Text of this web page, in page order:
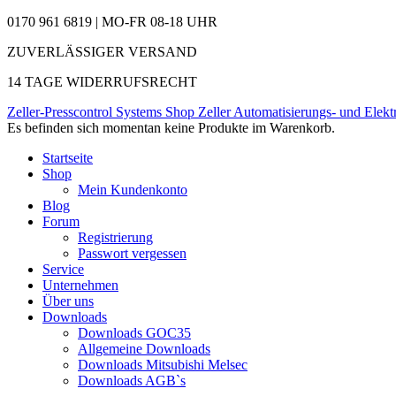
0170 961 6819 | MO-FR 08-18 UHR
ZUVERLÄSSIGER VERSAND
14 TAGE WIDERRUFSRECHT
Zeller-Presscontrol Systems Shop Zeller Automatisierungs- und
Es befinden sich momentan keine Produkte im Warenkorb.
Startseite
Shop
Mein Kundenkonto
Blog
Forum
Registrierung
Passwort vergessen
Service
Unternehmen
Über uns
Downloads
Downloads GOC35
Allgemeine Downloads
Downloads Mitsubishi Melsec
Downloads AGB`s